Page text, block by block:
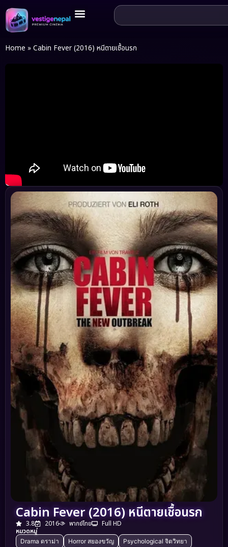
Home » Cabin Fever (2016) หนีตายเชื้อนรก
Cabin Fever (2016) หนีตายเชื้อนรก
3.8 2016 พากย์ไทย
Full HD
หมวดหมู่
Drama ดราม่า Horror สยองขวัญ
Psychological จิตวิทยา